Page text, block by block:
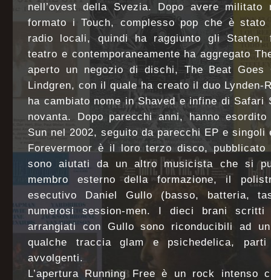
nell’ovest della Svezia. Dopo avere militato
formato i Touch, complesso pop che è stato
radio locali, quindi ha raggiunto gli Staten,
teatro e contemporaneamente ha aggregato
aperto un negozio di dischi, The Beat Goes
Lindgren, con il quale ha creato il duo Lynden-
ha cambiato nome in Shaved e infine di Safari
novanta. Dopo parecchi anni, hanno
Sun nel 2002, seguito da parecchi EP e singoli
Forevermoor è il loro terzo disco,
sono aiutati da un altro musicista che si
membro esterno della formazione, il
esecutivo Daniel Gullo (basso, batteria,
numerosi session-men. I dieci brani
arrangiati con Gullo sono riconducibili ad
qualche traccia glam e psichedelica,
avvolgenti.
L’apertura Running Free è un rock intenso